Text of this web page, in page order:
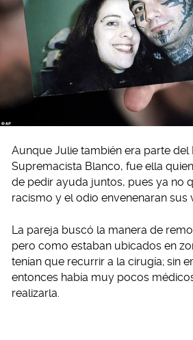
Aunque Julie también era parte del
Supremacista Blanco, fue ella
de pedir ayuda juntos, pues ya no
racismo y el odio envenenaran sus
La pareja buscó la manera de
pero como estaban ubicados en
tenían que recurrir a la cirugía; sin
entonces había muy pocos
realizarla.